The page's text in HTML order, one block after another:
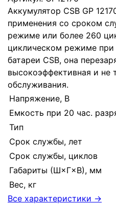
Аккумулятор CSB GP
применения со сроком
режиме или более 260
циклическом режиме при
батареи CSB, она
высокоэффективная и не
обслуживания.
Напряжение, В
Емкость при 20 час.
Тип
Срок службы, лет
Срок службы, циклов
Габариты (Ш×Г×В), мм
Вес, кг
Все характеристики →